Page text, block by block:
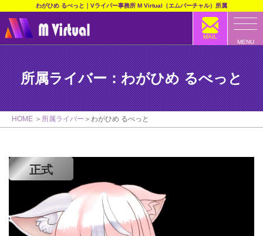
わがひめ るべっと｜Vライバー事務所 M Virtual（エムバーチャル）所属
MENU
MAIL
所属ライバー：わがひめ るべっと
HOME 所属ライバー わがひめ るべっと
正式